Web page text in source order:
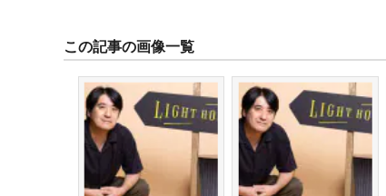
この記事の画像一覧